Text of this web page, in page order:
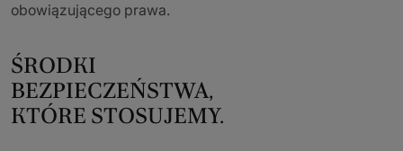
obowiązującego prawa.
ŚRODKI
BEZPIECZEŃSTWA,
KTÓRE STOSUJEMY.